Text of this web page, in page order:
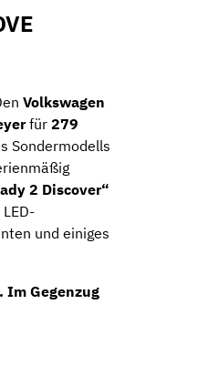
Volkswagen
für 279
Sondermodells
2 Discover“
und einiges
Im Gegenzug